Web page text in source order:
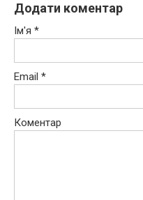
Додати коментар
Ім'я *
Email *
Коментар